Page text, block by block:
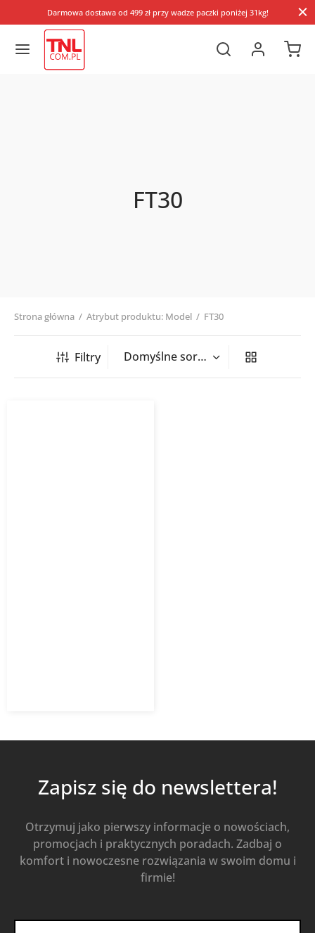
Darmowa dostawa od 499 zł przy wadze paczki poniżej 31kg!
FT30
Strona główna / Atrybut produktu: Model / FT30
Filtry
Zapisz się do newslettera!
Otrzymuj jako pierwszy informacje o nowościach,
promocjach i praktycznych poradach. Zadbaj o
komfort i nowoczesne rozwiązania w swoim domu i
firmie!